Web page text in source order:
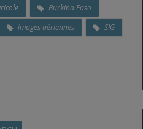
Burkina Faso
images aériennes
SIG